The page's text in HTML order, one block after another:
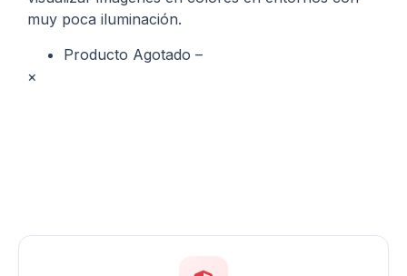
muy poca iluminación.
Producto Agotado –
×